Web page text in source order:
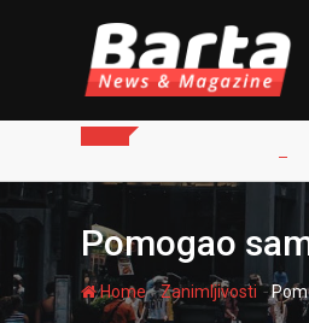
Pomogao
Home-Zanimljivosti-